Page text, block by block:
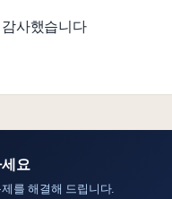
사했습니다
요
를 해결해 드립니다.